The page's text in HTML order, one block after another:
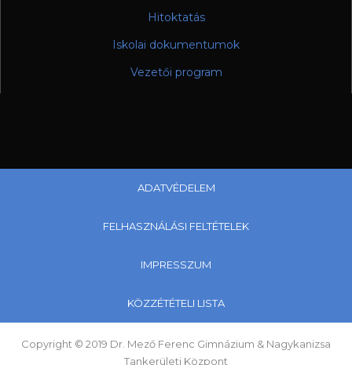
Hitoktatás
Iskolai dokumentumok
Vezetői program
ADATVÉDELEM
FELHASZNÁLÁSI FELTÉTELEK
IMPRESSZUM
KÖZZÉTÉTELI LISTA
Copyright © 2019 Dr. Mező Ferenc Gimnázium & Nagykanizsa
Tankerületi Központ